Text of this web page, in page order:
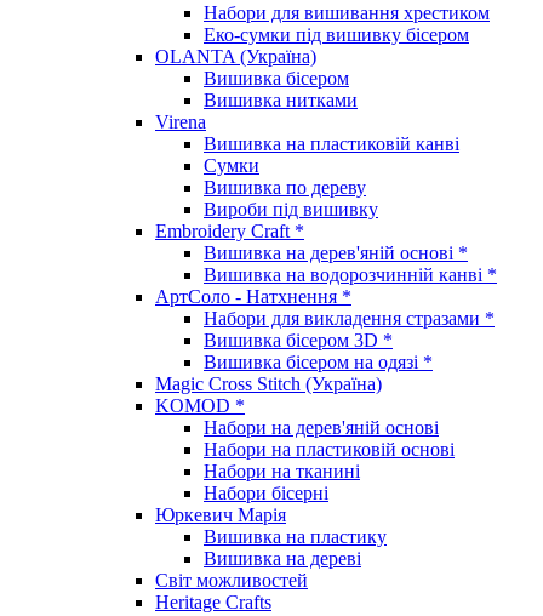
Набори для вишивання хрестиком
Еко-сумки під вишивку бісером
OLANTA (Україна)
Вишивка бісером
Вишивка нитками
Virena
Вишивка на пластиковій канві
Сумки
Вишивка по дереву
Вироби під вишивку
Embroidery Craft *
Вишивка на дерев'яній основі *
Вишивка на водорозчинній канві *
АртСоло - Натхнення *
Набори для викладення стразами *
Вишивка бісером 3D *
Вишивка бісером на одязі *
Magic Cross Stitch (Україна)
KOMOD *
Набори на дерев'яній основі
Набори на пластиковій основі
Набори на тканині
Набори бісерні
Юркевич Марія
Вишивка на пластику
Вишивка на дереві
Світ можливостей
Heritage Crafts